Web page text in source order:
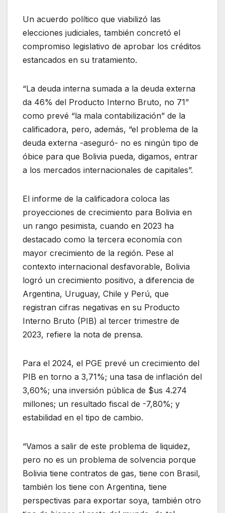
Un acuerdo político que viabilizó las
elecciones judiciales, también concretó el
compromiso legislativo de aprobar los créditos
estancados en su tratamiento.
“La deuda interna sumada a la deuda externa
da 46% del Producto Interno Bruto, no 71”
como prevé “la mala contabilización” de la
calificadora, pero, además, “el problema de la
deuda externa -aseguró- no es ningún tipo de
óbice para que Bolivia pueda, digamos, entrar
a los mercados internacionales de capitales”.
El informe de la calificadora coloca las
proyecciones de crecimiento para Bolivia en
un rango pesimista, cuando en 2023 ha
destacado como la tercera economía con
mayor crecimiento de la región. Pese al
contexto internacional desfavorable, Bolivia
logró un crecimiento positivo, a diferencia de
Argentina, Uruguay, Chile y Perú, que
registran cifras negativas en su Producto
Interno Bruto (PIB) al tercer trimestre de
2023, refiere la nota de prensa.
Para el 2024, el PGE prevé un crecimiento del
PIB en torno a 3,71%; una tasa de inflación del
3,60%; una inversión pública de $us 4.274
millones; un resultado fiscal de -7,80%; y
estabilidad en el tipo de cambio.
“Vamos a salir de este problema de liquidez,
pero no es un problema de solvencia porque
Bolivia tiene contratos de gas, tiene con Brasil,
también los tiene con Argentina, tiene
perspectivas para exportar soya, también otro